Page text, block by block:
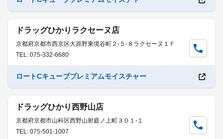
ドラッグひかりラクセーヌ店
京都府京都市西京区大原野東境谷町２-５-８ラクセーヌ１Ｆ
TEL: 075-332-6680
ロートCキューブプレミアムモイスチャー
ドラッグひかり西野山店
京都府京都市山科区西野山射庭ノ上町３０１-１
TEL: 075-501-1007